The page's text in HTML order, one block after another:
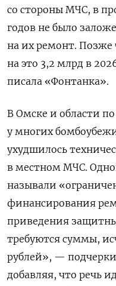
со стороны МЧС, в
годов не было
на их ремонт.
на это 3,2 млрд в
писала «Фонтанка».
В Омске и области
у многих
ухудшилось
в местном МЧС.
называли
финансирования
приведения
требуются суммы,
рублей», —
добавляя, что речь